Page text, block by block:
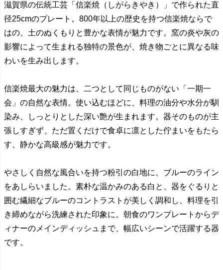
滋賀県の伝統工芸「信楽焼（しがらきやき）」で作られた直
径25cmのプレート。800年以上の歴史を持つ信楽焼ならで
はの、土のぬくもりと豊かな表情が魅力です。窯の炎や灰の
影響によって生まれる独特の景色が、焼き物ごとに異なる味
わいを生み出します。
信楽焼最大の魅力は、二つとして同じものがない「一期一
会」の自然な表情。使い込むほどに、料理の油分や水分が馴
染み、しっとりとした深い艶が生まれます。器そのものが主
張しすぎず、ただ置くだけで食卓に凛とした佇まいをもたら
す、静かな高級感が魅力です。
やさしく自然な風合いを持つ粉引の白地に、ブルーのライン
をあしらいました。素朴な温かみのある白と、器をぐるりと
囲む繊細なブルーのコントラストが美しく調和し、料理を引
き締めながら洗練された印象に。朝食のワンプレートからデ
ィナーのメインディッシュまで、幅広いシーンで活躍する器
です。